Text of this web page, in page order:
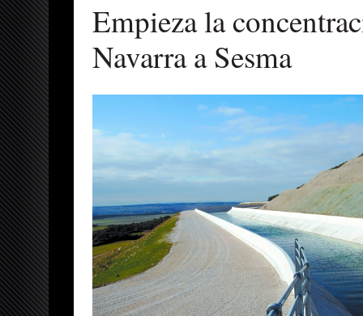
Empieza la
Navarra a Sesma